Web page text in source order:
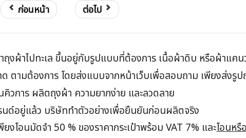
ก่อนหน้า ต่อไป
ถุงผ้าไปทะเล ขึ้นอยู่กับรูปแบบที่ต้องการ เนื้อผ้าดิบ หรือผ้าแคน
ตามต้องการ โดยส่งแบบจากหน้าเว็บเพื่อสอบถาม เพียงส่งรู
วการ ผลิตถุงผ้า ความยากง่าย และลวดลาย
ด์อยู่แล้ว บริษัททำตัวอย่างเพื่อยืนยันก่อนผลิตจริง
โอนมัดจำ 50 % ของราคากระเป๋าพร้อม VAT 7% และโอนหรื